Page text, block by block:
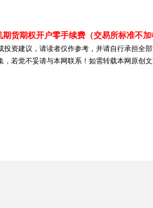
期货期权开户零手续费（交易所标准不加
资建议，请读者仅作参考，并请自行承担全
若觉不妥请与本网联系！如需转载本网原创